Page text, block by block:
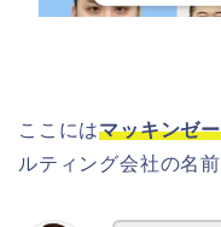
ここにはマッキンゼー
ルティング会社の名